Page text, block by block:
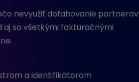
nevyužiť doťahovanie partnerov
so všetkými fakturačnými
a identifikátorom